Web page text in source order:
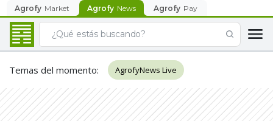
Agrofy Market Agrofy News Agrofy Pay
Temas del momento: AgrofyNews Live